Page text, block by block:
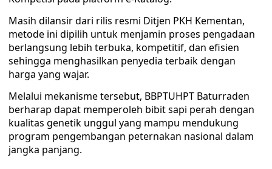
Masih dilansir dari rilis resmi Ditjen PKH Kementan,
metode ini dipilih untuk menjamin proses pengadaan
berlangsung lebih terbuka, kompetitif, dan efisien
sehingga menghasilkan penyedia terbaik dengan
harga yang wajar.
Melalui mekanisme tersebut, BBPTUHPT Baturraden
berharap dapat memperoleh bibit sapi perah dengan
kualitas genetik unggul yang mampu mendukung
program pengembangan peternakan nasional dalam
jangka panjang.